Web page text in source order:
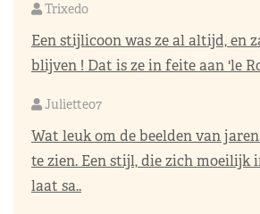
Trixedo
Een stijlicoon was ze al altijd, en
blijven ! Dat is ze in feite aan 'le
Juliette07
Wat leuk om de beelden van
te zien. Een stijl, die zich moeilijk
laat sa..